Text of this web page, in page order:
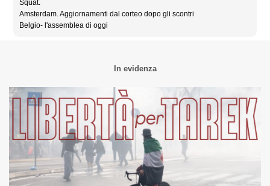
Squat.
Amsterdam. Aggiornamenti dal corteo dopo gli scontri
Belgio- l'assemblea di oggi
In evidenza